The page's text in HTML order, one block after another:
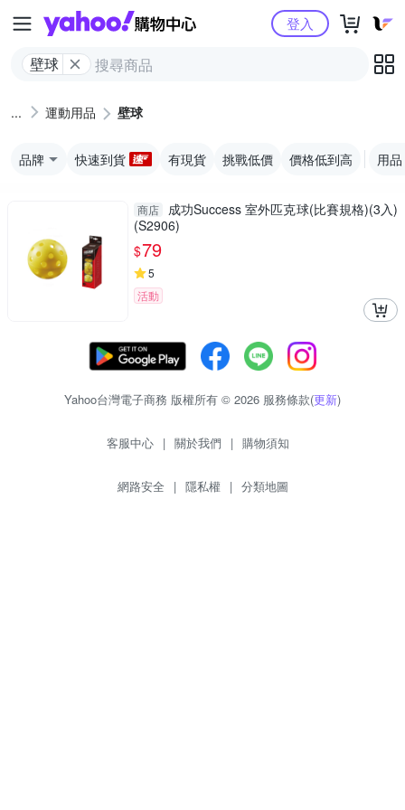
Yahoo購物中心
壁球
登入
運動用品 壁球
品牌 快速到貨 有現貨 挑戰低價 價格低到高 用品
商店
成功Success 室外匹克球(比賽規格)(3入)
(S2906)
$79
5
活動
Yahoo台灣電子商務 版權所有 © 2026 服務條款(更新)
客服中心 | 關於我們 | 購物須知
網路安全 | 隱私權 | 分類地圖